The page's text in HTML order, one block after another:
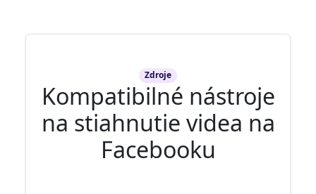
Zdroje
Kompatibilné nástroje
na stiahnutie videa na
Facebooku